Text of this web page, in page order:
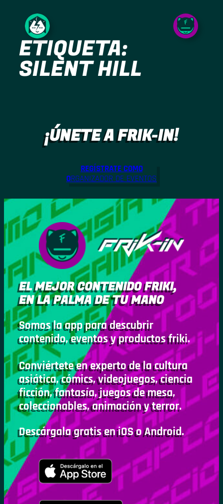
contenido
ETIQUETA:
SILENT HILL
¡ÚNETE A FRIK-IN!
REGÍSTRATE COMO
ORGANIZADOR DE EVENTOS
EL MEJOR CONTENIDO FRIKI,
EN LA PALMA DE TU MANO
Somos la app para descubrir
contenido, eventos y productos friki.
Conviértete en experto de la cultura
asiática, cómics, videojuegos, ciencia
ficción, fantasía, juegos de mesa,
coleccionables, animación y terror.
Descárgala gratis en iOS o Android.